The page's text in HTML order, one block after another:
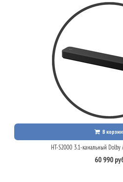
В
HT-S2000 3.1-канальный Dolby
60 990